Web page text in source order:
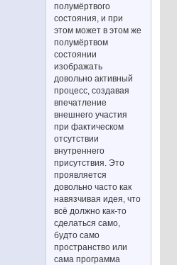
полумёртвого
состояния, и при
этом может в этом же
полумёртвом
состоянии
изображать
довольно активный
процесс, создавая
впечатление
внешнего участия
при фактическом
отсутствии
внутреннего
присутствия. Это
проявляется
довольно часто как
навязчивая идея, что
всё должно как-то
сделаться само,
будто само
пространство или
сама программа